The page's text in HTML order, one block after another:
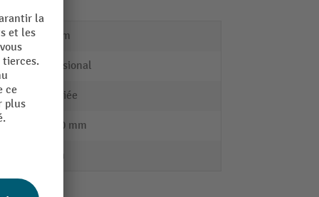
150 mm
Professional
plastifiée
10 x 10 mm
28 mm